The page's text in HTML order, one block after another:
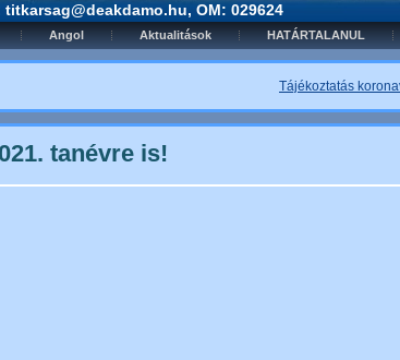
OM: 029624
Angol Aktualitások HATÁRTALANUL
Tájékoztatás
tanévre is!